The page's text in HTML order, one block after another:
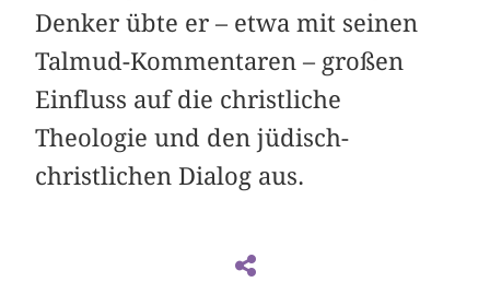
Denker übte er – etwa mit seinen
Talmud-Kommentaren – großen
Einfluss auf die christliche
Theologie und den jüdisch-
christlichen Dialog aus.